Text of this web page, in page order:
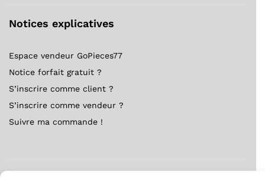
Notices explicatives
Espace vendeur GoPieces77
Notice forfait gratuit ?
S’inscrire comme client ?
S’inscrire comme vendeur ?
Suivre ma commande !